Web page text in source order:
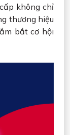
không chỉ
thương hiệu
bắt cơ hội